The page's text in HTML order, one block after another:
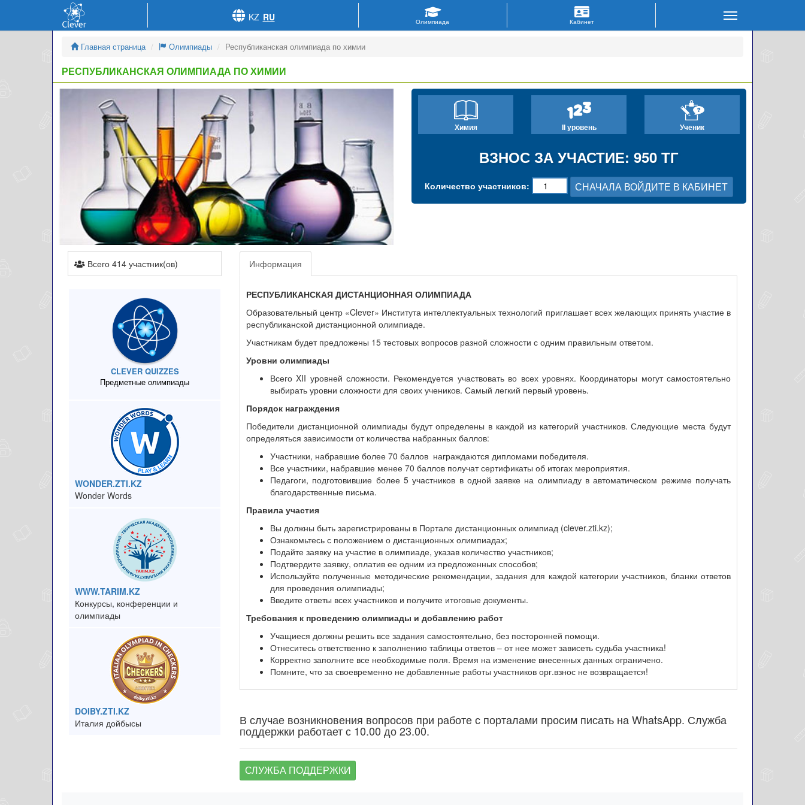
Главная страница Олимпиады Республиканская олимпиада по химии
РЕСПУБЛИКАНСКАЯ ОЛИМПИАДА ПО ХИМИИ
Химия II уровень Ученик
ВЗНОС ЗА УЧАСТИЕ: 950 ТГ
Количество участников: СНАЧАЛА ВОЙДИТЕ В КАБИНЕТ
Всего 414 участник(ов)
CLEVER QUIZZES
Предметные олимпиады
WONDER.ZTI.KZ
Wonder Words
WWW.TARIM.KZ
Конкурсы, конференции и
олимпиады
DOIBY.ZTI.KZ
Италия дойбысы
Информация
РЕСПУБЛИКАНСКАЯ ДИСТАНЦИОННАЯ ОЛИМПИАДА
Образовательный центр «Clever» Института интеллектуальных технологий приглашает всех желающих принять участие в
республиканской дистанционной олимпиаде.
Участникам будет предложены 15 тестовых вопросов разной сложности с одним правильным ответом.
Уровни олимпиады
Всего XII уровней сложности. Рекомендуется участвовать во всех уровнях. Координаторы могут самостоятельно
выбирать уровни сложности для своих учеников. Самый легкий первый уровень.
Порядок награждения
Победители дистанционной олимпиады будут определены в каждой из категорий участников. Следующие места будут
определяться зависимости от количества набранных баллов:
Участники, набравшие более 70 баллов награждаются дипломами победителя.
Все участники, набравшие менее 70 баллов получат сертификаты об итогах мероприятия.
Педагоги, подготовившие более 5 участников в одной заявке на олимпиаду в автоматическом режиме получать
благодарственные письма.
Правила участия
Вы должны быть зарегистрированы в Портале дистанционных олимпиад (clever.zti.kz);
Ознакомьтесь с положением о дистанционных олимпиадах;
Подайте заявку на участие в олимпиаде, указав количество участников;
Подтвердите заявку, оплатив ее одним из предложенных способов;
Используйте полученные методические рекомендации, задания для каждой категории участников, бланки ответов
для проведения олимпиады;
Введите ответы всех участников и получите итоговые документы.
Требования к проведению олимпиады и добавлению работ
Учащиеся должны решить все задания самостоятельно, без посторонней помощи.
Отнеситесь ответственно к заполнению таблицы ответов – от нее может зависеть судьба участника!
Корректно заполните все необходимые поля. Время на изменение внесенных данных ограничено.
Помните, что за своевременно не добавленные работы участников орг.взнос не возвращается!
В случае возникновения вопросов при работе с порталами просим писать на WhatsApp. Служба
поддержки работает с 10.00 до 23.00.
СЛУЖБА ПОДДЕРЖКИ
KZ RU